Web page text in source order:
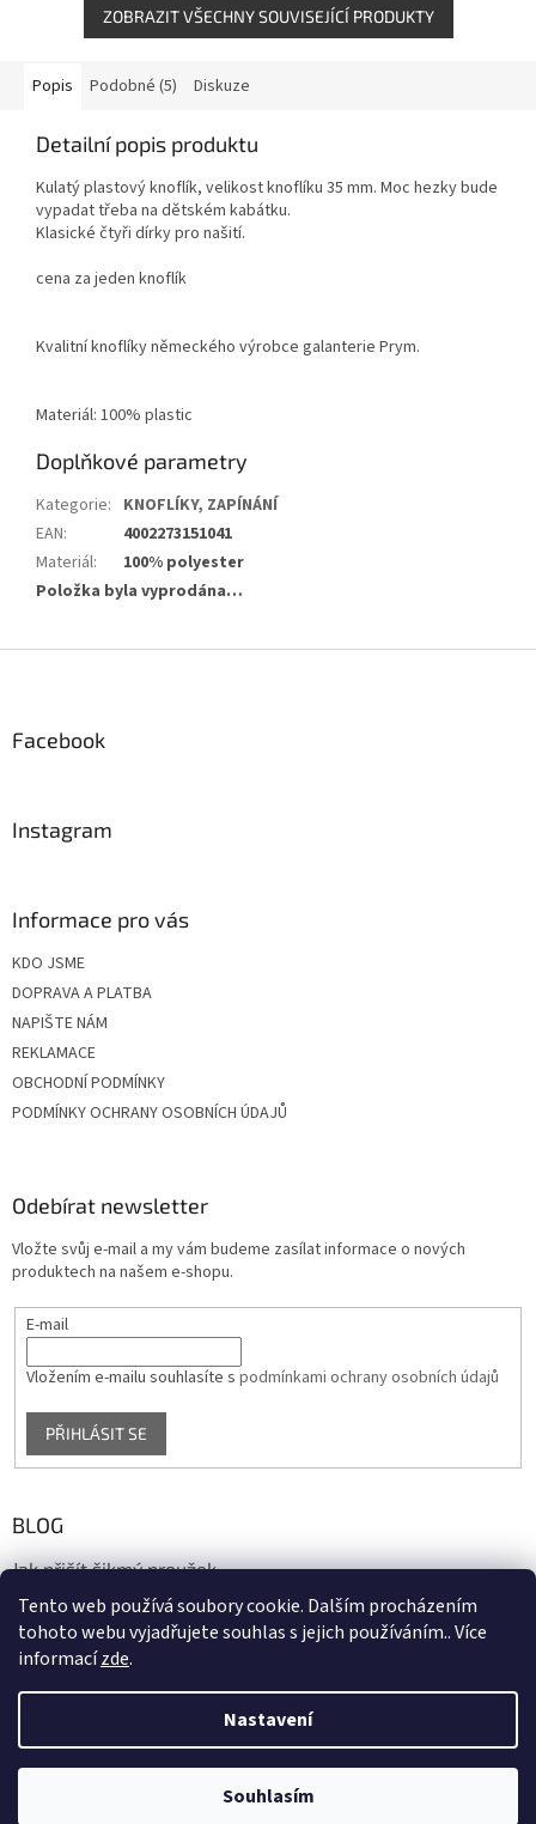
Tento web používá soubory cookie. Dalším procházením
tohoto webu vyjadřujete souhlas s jejich používáním.. Více
informacízde.
Nastavení
Souhlasím
ZOBRAZIT VŠECHNY SOUVISEJÍCÍ PRODUKTY
Popis Podobné (5) Diskuze
Detailní popis produktu
Kulatý plastový knoflík, velikost knoflíku 35 mm. Moc hezky bude
vypadat třeba na dětském kabátku.
Klasické čtyři dírky pro našití.
cena za jeden knoflík
Kvalitní knoflíky německého výrobce galanterie Prym.
Materiál: 100% plastic
Doplňkové parametry
Kategorie: KNOFLÍKY, ZAPÍNÁNÍ
EAN:
4002273151041
Materiál:
100% polyester
Položka byla vyprodána…
Facebook
Instagram
Informace pro vás
KDO JSME
DOPRAVA A PLATBA
NAPIŠTE NÁM
REKLAMACE
OBCHODNÍ PODMÍNKY
PODMÍNKY OCHRANY OSOBNÍCH ÚDAJŮ
Odebírat newsletter
Vložte svůj e-mail a my vám budeme zasílat informace o nových
produktech na našem e-shopu.
E-mail
Vložením e-mailu souhlasíte s podmínkami ochrany osobních údajů
PŘIHLÁSIT SE
BLOG
Jak přišít šikmý proužek
17.10.2020
Copyright 2026biaska.cz. Všechna práva vyhrazena.Upravit
nastavení cookies